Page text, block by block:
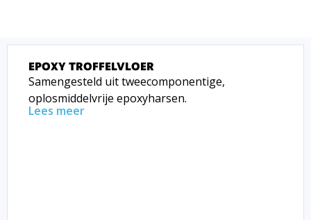
EPOXY TROFFELVLOER
Samengesteld uit tweecomponentige,
oplosmiddelvrije epoxyharsen.
Lees meer